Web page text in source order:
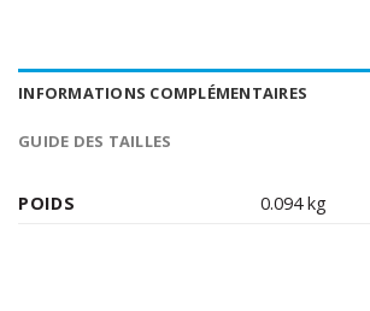
INFORMATIONS COMPLÉMENTAIRES
GUIDE DES TAILLES
POIDS 0.094 kg